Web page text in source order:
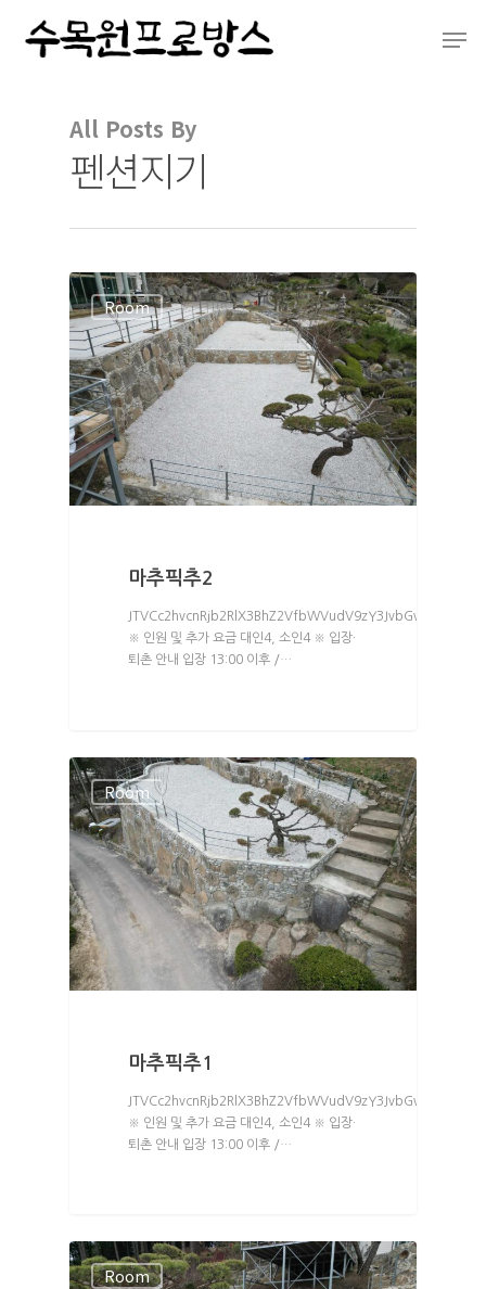
Hit enter to search or ESC to close
All Posts By
펜션지기
Room
마추픽추2
※ 인원 및 추가 요금 대인4, 소인4 ※ 입장·
퇴촌 안내 입장 13:00 이후 /…
Room
마추픽추1
※ 인원 및 추가 요금 대인4, 소인4 ※ 입장·
퇴촌 안내 입장 13:00 이후 /…
Room